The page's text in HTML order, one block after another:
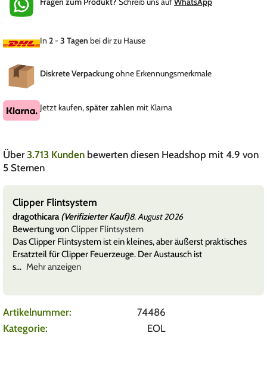
In 2 - 3 Tagen bei dir zu Hause
Diskrete Verpackungohne Erkennungsmerkmale
Jetzt kaufen,später zahlen mit Klarna
Über3.713 Kunden bewerten diesen Headshop mit 4.9 von
5 Sternen
Clipper Flintsystem
dragothicara(Verifizierter Kauf)8. August 2026
Bewertung vonClipper Flintsystem
Das Clipper Flintsystem ist ein kleines, aber äußerst praktisches
Ersatzteil für Clipper Feuerzeuge. Der Austausch ist
s
Mehr anzeigen
Artikelnummer:
74486
Kategorie:
EOL